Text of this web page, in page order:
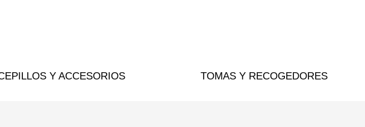
Y ACCESORIOS TOMAS Y RECOGEDORES